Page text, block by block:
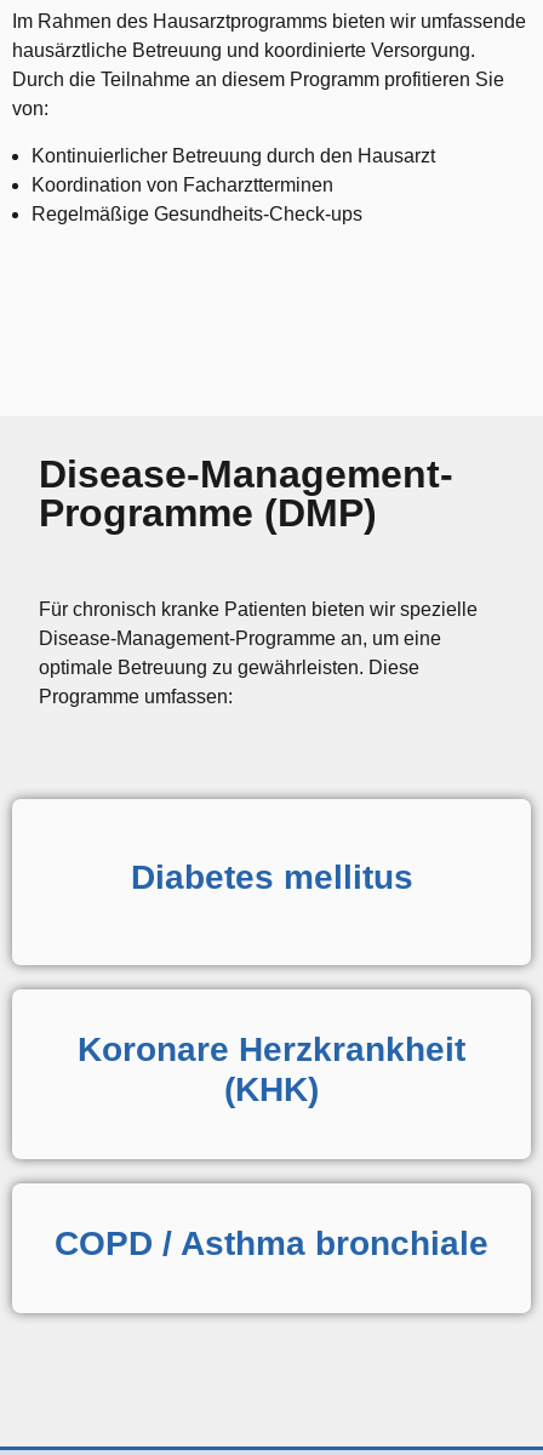
Im Rahmen des Hausarztprogramms bieten wir umfassende
hausärztliche Betreuung und koordinierte Versorgung.
Durch die Teilnahme an diesem Programm profitieren Sie
von:
Kontinuierlicher Betreuung durch den Hausarzt
Koordination von Facharztterminen
Regelmäßige Gesundheits-Check-ups
Disease-Management-
Programme (DMP)
Für chronisch kranke Patienten bieten wir spezielle
Disease-Management-Programme an, um eine
optimale Betreuung zu gewährleisten. Diese
Programme umfassen:
Diabetes mellitus
Koronare Herzkrankheit
(KHK)
COPD / Asthma bronchiale